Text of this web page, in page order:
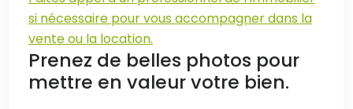
si nécessaire pour vous accompagner dans la
vente ou la location.
Prenez de belles photos pour
mettre en valeur votre bien.